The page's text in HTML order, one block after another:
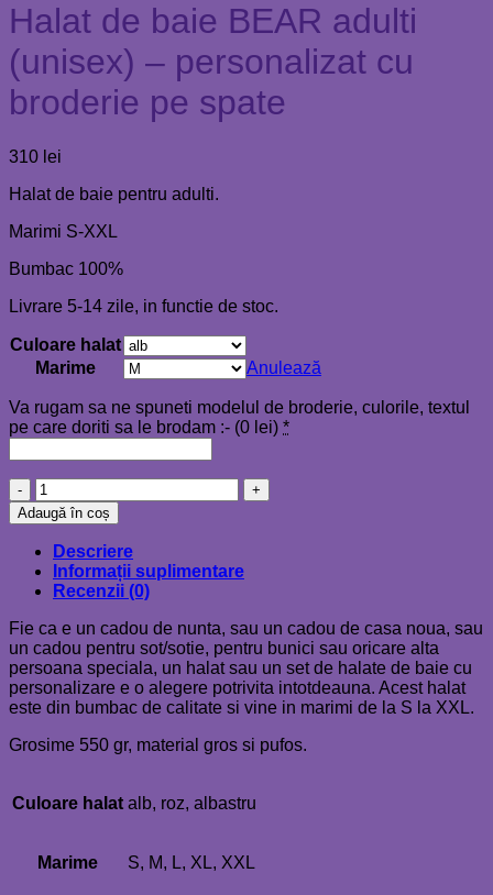
Halat de baie BEAR adulti
(unisex) – personalizat cu
broderie pe spate
310 lei
Halat de baie pentru adulti.
Marimi S-XXL
Bumbac 100%
Livrare 5-14 zile, in functie de stoc.
Culoare halat
Marime
Anulează
Va rugam sa ne spuneti modelul de broderie, culorile, textul
pe care doriti sa le brodam :- (0 lei) *
Cantitate
Halat
de
baie
BEAR
adulti
(unisex)
-
personalizat
cu
broderie
pe
Adaugă în coș
Descriere
Informații suplimentare
Recenzii (0)
Fie ca e un cadou de nunta, sau un cadou de casa noua, sau
un cadou pentru sot/sotie, pentru bunici sau oricare alta
persoana speciala, un halat sau un set de halate de baie cu
personalizare e o alegere potrivita intotdeauna. Acest halat
este din bumbac de calitate si vine in marimi de la S la XXL.
Grosime 550 gr, material gros si pufos.
Culoare halat alb, roz, albastru
Marime S, M, L, XL, XXL